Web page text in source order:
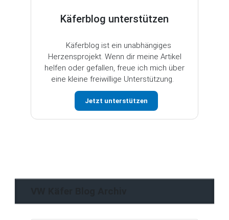
Käferblog unterstützen
Käferblog ist ein unabhängiges
Herzensprojekt. Wenn dir meine Artikel
helfen oder gefallen, freue ich mich über
eine kleine freiwillige Unterstützung.
Jetzt unterstützen